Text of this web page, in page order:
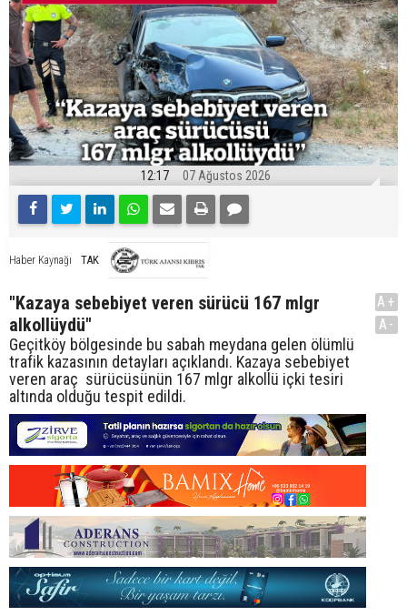
12:17 07 Ağustos 2026
Haber Kaynağı TAK
"Kazaya sebebiyet veren sürücü 167 mlgr
alkollüydü"
Geçitköy bölgesinde bu sabah meydana gelen ölümlü
trafik kazasının detayları açıklandı. Kazaya sebebiyet
veren araç sürücüsünün 167 mlgr alkollü içki tesiri
altında olduğu tespit edildi.
A+
A-